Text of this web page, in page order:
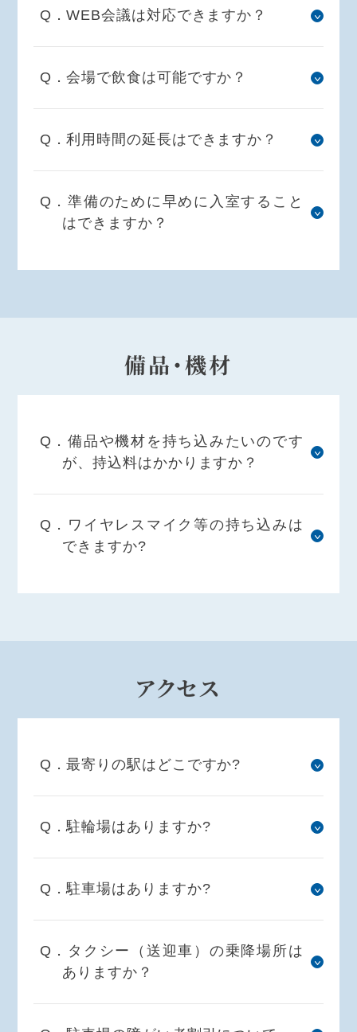
Q．WEB会議は対応できますか？
Q．会場で飲食は可能ですか？
Q．利用時間の延長はできますか？
Q．準備のために早めに入室すること
はできますか？
備品・機材
Q．備品や機材を持ち込みたいのです
が、持込料はかかりますか？
Q．ワイヤレスマイク等の持ち込みは
できますか?
アクセス
Q．最寄りの駅はどこですか?
Q．駐輪場はありますか?
Q．駐車場はありますか?
Q．タクシー（送迎車）の乗降場所は
ありますか？